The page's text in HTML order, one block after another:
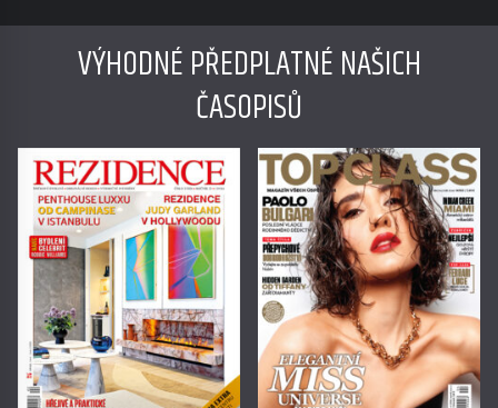
VÝHODNÉ PŘEDPLATNÉ NAŠICH
ČASOPISŮ